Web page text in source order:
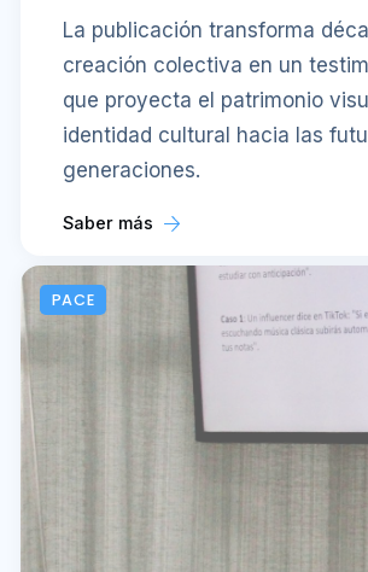
La publicación transforma
creación colectiva en un
que proyecta el patrimonio
identidad cultural hacia las
generaciones.
Saber más
PACE